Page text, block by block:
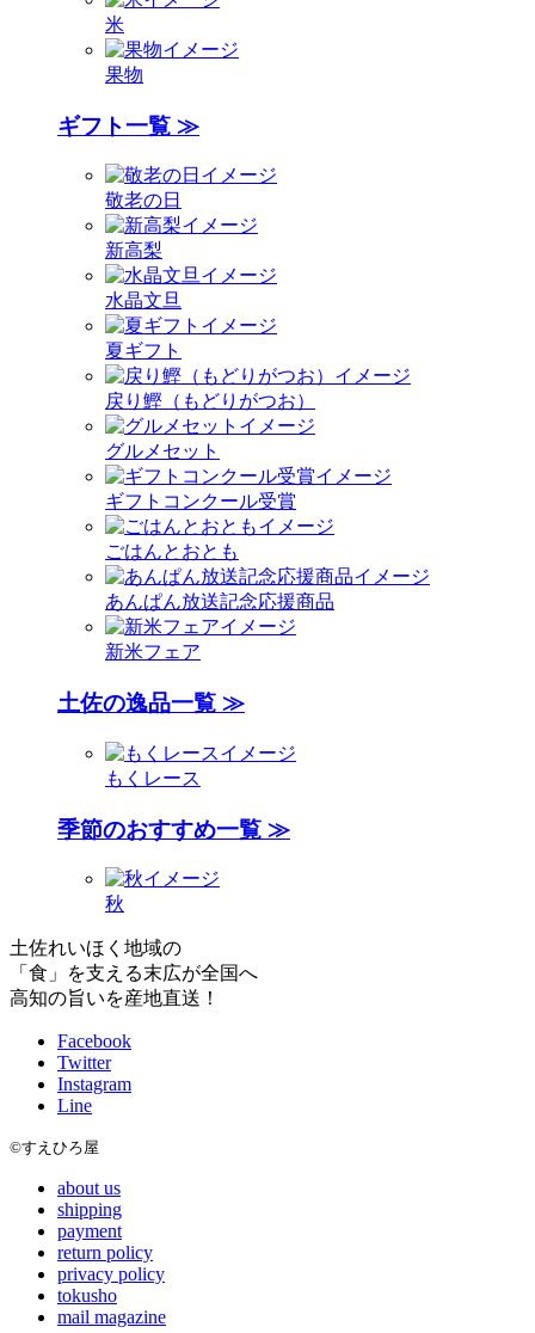
米
果物
ギフト一覧 ≫
敬老の日
新高梨
水晶文旦
夏ギフト
戻り鰹（もどりがつお）
グルメセット
ギフトコンクール受賞
ごはんとおとも
あんぱん放送記念応援商品
新米フェア
土佐の逸品一覧 ≫
もくレース
季節のおすすめ一覧 ≫
秋
土佐れいほく地域の
「食」を支える末広が全国へ
高知の旨いを産地直送！
Facebook
Twitter
Instagram
Line
©すえひろ屋
about us
shipping
payment
return policy
privacy policy
tokusho
mail magazine